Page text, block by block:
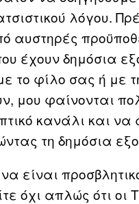
λόγου.
αυστηρές
έχουν δημόσια
το φίλο σας ή με
μου φαίνονται
κανάλι και να
τη δημόσια
είναι
όχι απλώς ότι οι